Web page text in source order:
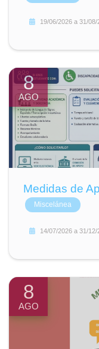
19/06/2026 a 31/08/
8
AGO
Medidas de
Miscelánea
14/07/2026 a 31/12/
8
AGO